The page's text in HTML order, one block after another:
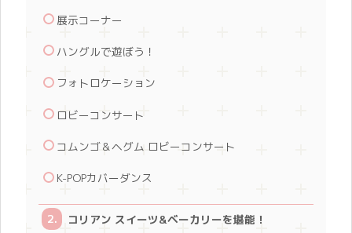
展示コーナー
ハングルで遊ぼう！
フォトロケーション
ロビーコンサート
コムンゴ＆ヘグム ロビーコンサート
K-POPカバーダンス
コリアン スイーツ&ベーカリーを堪能！